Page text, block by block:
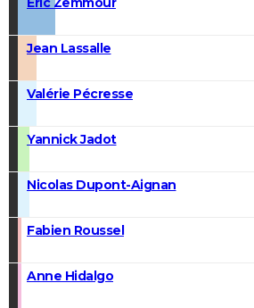
Jean Lassalle
Valérie Pécresse
Yannick Jadot
Nicolas Dupont-Aignan
Fabien Roussel
Anne Hidalgo